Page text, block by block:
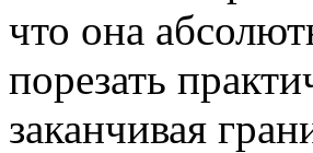
что она
порезать
заканчивая